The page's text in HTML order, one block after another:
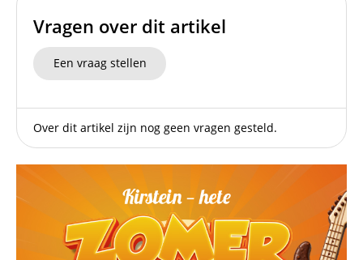
Vragen over dit artikel
Een vraag stellen
Over dit artikel zijn nog geen vragen gesteld.